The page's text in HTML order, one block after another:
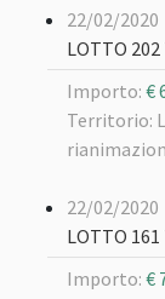
22/02/2020
LOTTO 202
Importo: €
Territorio:
22/02/2020
LOTTO 161
Importo: €